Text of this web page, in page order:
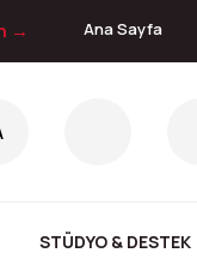
→ Ana Sayfa
STÜDYO & DESTEK